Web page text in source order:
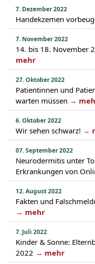
7. Dezember 2022
Handekzemen
7. November 2022
14. bis 18. November
mehr
27. Oktober 2022
Patientinnen und
warten müssen →
6. Oktober 2022
Wir sehen schwarz! →
07. September 2022
Neurodermitis unter
Erkrankungen von
12. August 2022
Fakten und
→ mehr
7. Juli 2022
Kinder & Sonne:
2022 → mehr